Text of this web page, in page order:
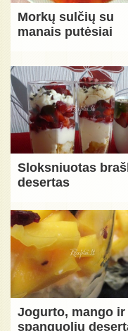
Morkų sulčių su
manais putėsiai
Sloksniuotas
desertas
Jogurto, mango ir
spanguolių